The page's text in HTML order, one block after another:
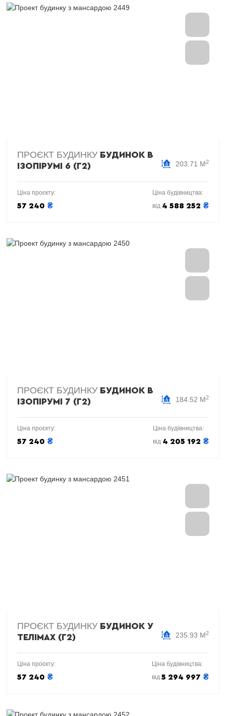
ПРОЄКТ БУДИНКУ БУДИНОК В
ІЗОПІРУМІ 6 (Г2)
203.71 М2
Ціна проєкту:
57 240 ₴
Ціна будівництва:
від 4 588 252 ₴
ПРОЄКТ БУДИНКУ БУДИНОК В
ІЗОПІРУМІ 7 (Г2)
184.52 М2
Ціна проєкту:
57 240 ₴
Ціна будівництва:
від 4 205 192 ₴
ПРОЄКТ БУДИНКУ БУДИНОК У
ТЕЛІМАХ (Г2)
235.93 М2
Ціна проєкту:
57 240 ₴
Ціна будівництва:
від 5 294 997 ₴